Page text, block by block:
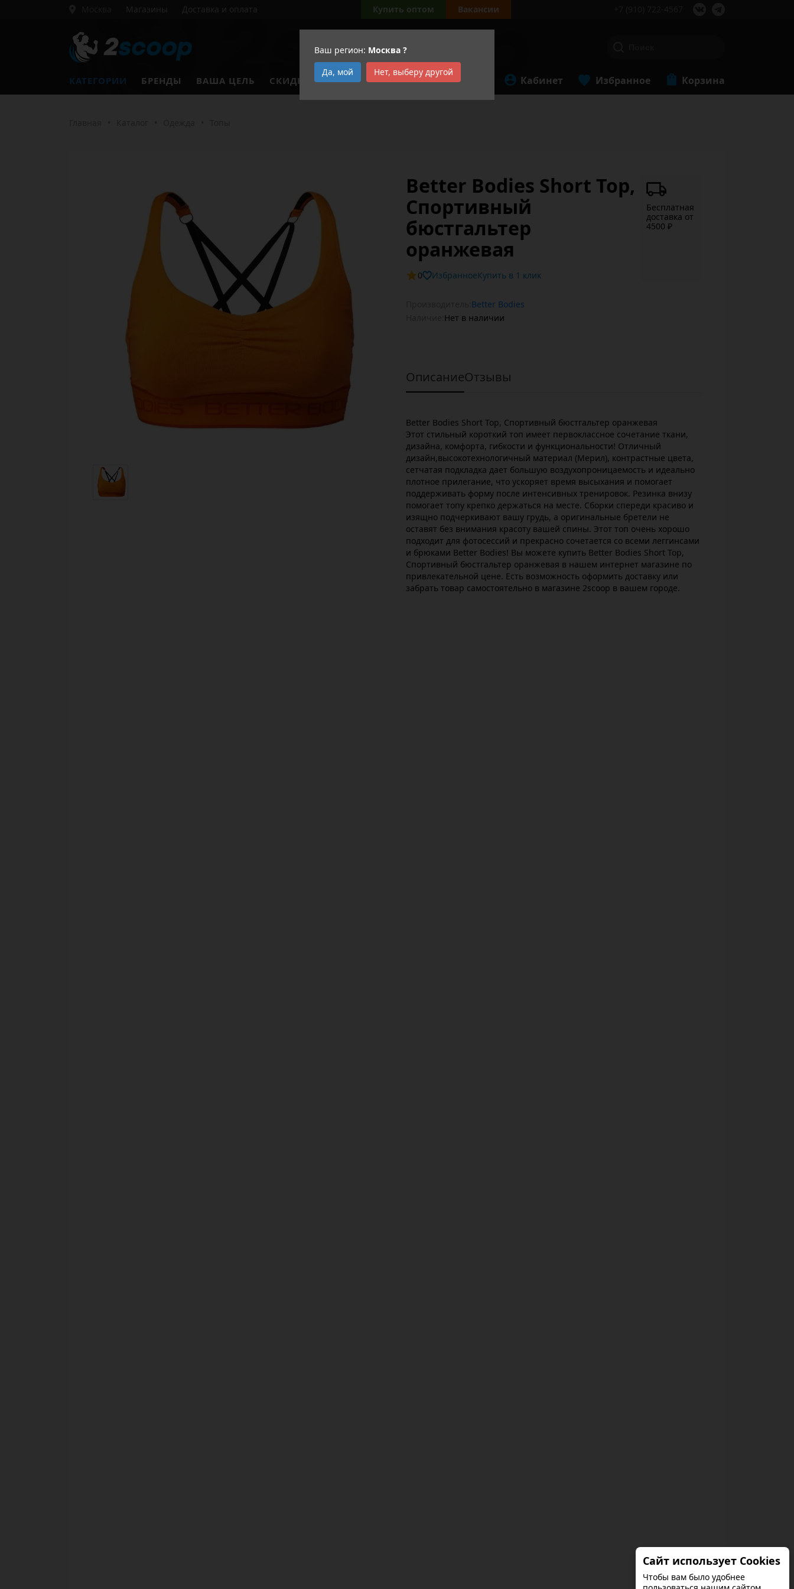
Ваш регион: Москва ?
Да, мой
Нет, выберу другой
Магазины Доставка и оплата Купить оптом Вакансии
КАТЕГОРИИ БРЕНДЫ ВАША ЦЕЛЬ СКИДКИ АКЦИИ Кабинет Избранное Корзина
Better Bodies Short Top,
Спортивный
бюстгальтер
оранжевая
0 Избранное Купить в 1 клик
Бесплатная
доставка от
4500 ₽
Better Bodies
Нет в наличии
ОписаниеОтзывы
Better Bodies Short Top, Спортивный бюстгальтер оранжевая
Этот стильный короткий топ имеет первоклассное сочетание ткани,
дизайна, комфорта, гибкости и функциональности! Отличный
дизайн,высокотехнологичный материал (Мерил), контрастные цвета,
сетчатая подкладка дает большую воздухопроницаемость и идеально
плотное прилегание, что ускоряет время высыхания и помогает
поддерживать форму после интенсивных тренировок. Резинка внизу
помогает топу крепко держаться на месте. Сборки спереди красиво и
изящно подчеркивают вашу грудь, а оригинальные бретели не
оставят без внимания красоту вашей спины. Этот топ очень хорошо
подходит для фотосессий и прекрасно сочетается со всеми леггинсами
и брюками Better Bodies! Вы можете купить Better Bodies Short Top,
Спортивный бюстгальтер оранжевая в нашем интернет магазине по
привлекательной цене. Есть возможность оформить доставку или
забрать товар самостоятельно в магазине 2scoop в вашем городе.
Сайт использует Cookies
Чтобы вам было удобнее